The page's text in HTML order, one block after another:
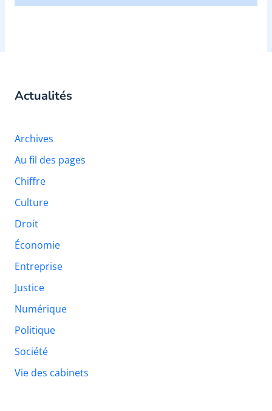
Actualités
Archives
Au fil des pages
Chiffre
Culture
Droit
Économie
Entreprise
Justice
Numérique
Politique
Société
Vie des cabinets